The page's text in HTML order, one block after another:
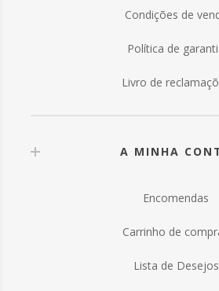
Condições de
Política de
Livro de
A MINHA
Encomendas
Carrinho de
Lista de Desejos